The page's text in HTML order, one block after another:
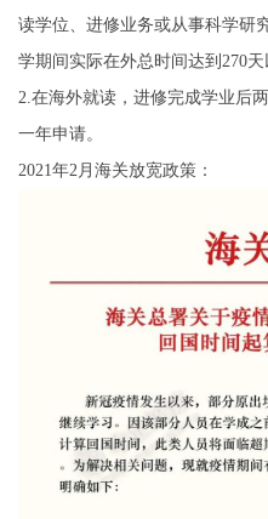
读学位、进修业务或从事科学研
学期间实际在外总时间达到270天
2.在海外就读，进修完成学业后
一年申请。
2021年2月海关放宽政策：